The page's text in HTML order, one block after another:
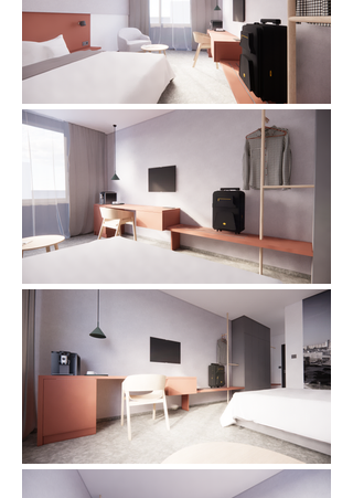
zásuvkou a skrytým minibarem. Díky velké ploše stolu
je zde místo na tea/coffee making facilities, stejně jako
na práci s praktickou zásuvkou na desce. Nad stolem je
umístěna TV a dalším vertikálním prvkem se zde
objevuje závěsné světlo. Pro pohodlnější sezení zde
navrhujeme čalouněné křeslo s područkami a nízkým
konferenčním stolkem.
Stěnu nad postelemi vertikálně dělíme předsazenou
stěnou, která zároveň skrývá ambientní svícení v
podobě LED pásku po celé šíři. Host si tak bude moci
upravit intenzitu osvětlení.
Postele jsou řešené dle požadavků jednotlivých pokojů
- dělíme je na jednotlivá lůžka s odkladnou plochou a
zabudovanými lampičkami v čele postelí a na stejně
řešená dvojlůžka.
Hlavním vizuálním prvkem pokoje je velkoformátová
fotografie, která odkazuje na město Most a jeho
charakter a umístění v krajině nádherného Českého
Nová koupelna řešená ve světlých odstínech spojuje
původní dvě oddělené místnosti v jeden prostor. Návrh
zahrnuje prostorný sprchový kout s keramickou
vaničkou, který vyplňuje celý výklenek. Umyvadlo
řešíme s odkladnou plochou na straně a taktéž
využíváme dozdění nad umyvadlem jako prostor k
odložení doplňků. Dominantou je vertikální prvek,
který svou barvou rozbíjí jinak střídmou barevnost a
cituje podobné řešení z hlavního prostoru.